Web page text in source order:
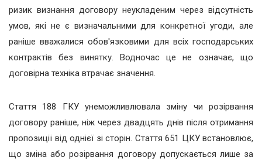
ризик визнання договору неукладеним через відсутність
умов, які не є визначальними для конкретної угоди, але
раніше вважалися обов'язковими для всіх господарських
контрактів без винятку. Водночас це не означає, що
договірна техніка втрачає значення.
Cтаття 188 ГКУ унеможливлювала зміну чи розірвання
договору раніше, ніж через двадцять днів після отримання
пропозиції від однієї зі сторін. Стаття 651 ЦКУ встановлює,
що зміна або розірвання договору допускається лише за